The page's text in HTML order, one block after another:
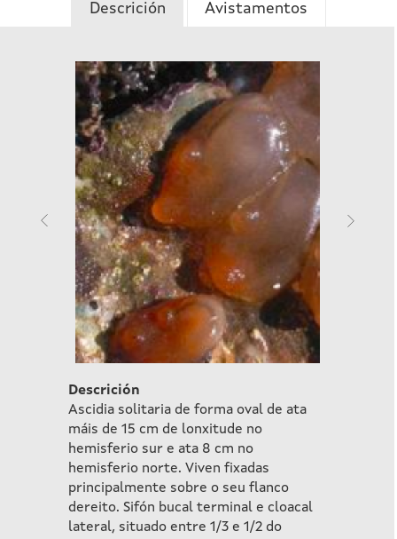
Descrición Avistamentos
Descrición
Ascidia solitaria de forma oval de ata
máis de 15 cm de lonxitude no
hemisferio sur e ata 8 cm no
hemisferio norte. Viven fixadas
principalmente sobre o seu flanco
dereito. Sifón bucal terminal e cloacal
lateral, situado entre 1/3 e 1/2 do